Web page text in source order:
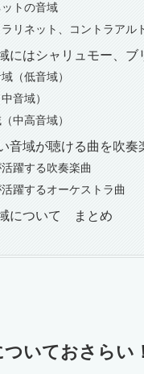
トの音域
リネット、コントラアル
にはシャリュモー、
（低音域）
音域）
中高音域）
音域が聴ける曲を吹奏
躍する吹奏楽曲
躍するオーケストラ曲
について まとめ
いておさらい！